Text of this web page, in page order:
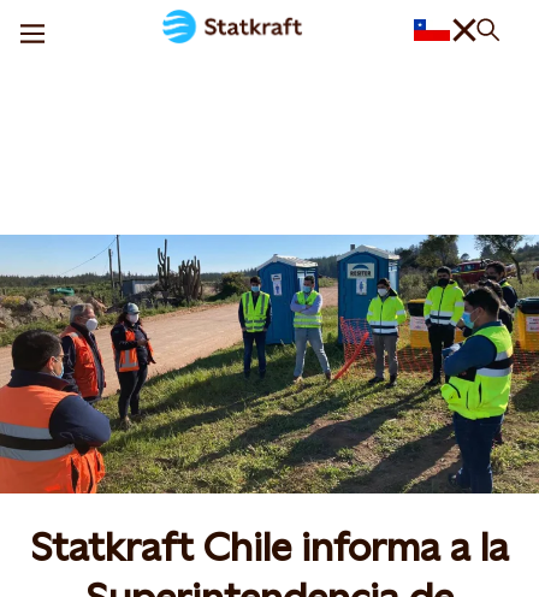
Statkraft Chile informa a la